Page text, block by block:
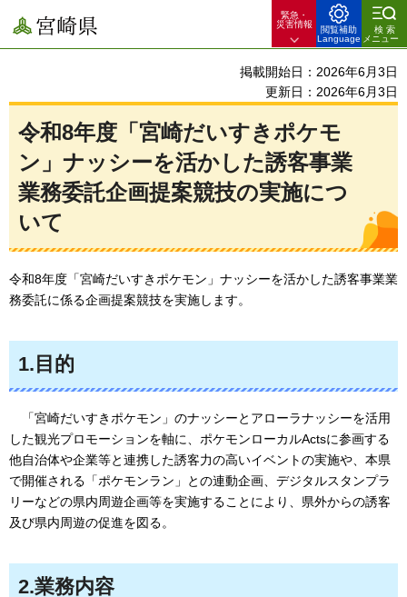
宮崎県
緊急・
災害情報
閲覧補助
Language
検索
メニュー
掲載開始日：2026年6月3日
更新日：2026年6月3日
令和8年度「宮崎だいすきポケモ
ン」ナッシーを活かした誘客事業
業務委託企画提案競技の実施につ
いて
令和8年度「宮崎だいすきポケモン」ナッシーを活かした誘客事業業
務委託に係る企画提案競技を実施します。
1.目的
「宮崎だいすきポケモン」のナッシーとアローラナッシーを活用
した観光プロモーションを軸に、ポケモンローカルActsに参画する
他自治体や企業等と連携した誘客力の高いイベントの実施や、本県
で開催される「ポケモンラン」との連動企画、デジタルスタンプラ
リーなどの県内周遊企画等を実施することにより、県外からの誘客
及び県内周遊の促進を図る。
2.業務内容